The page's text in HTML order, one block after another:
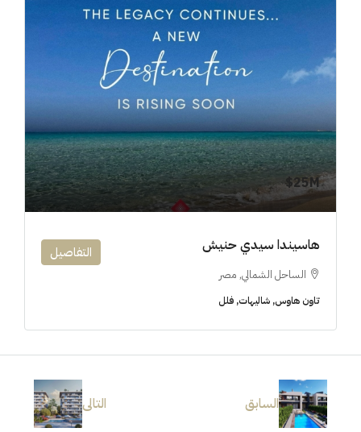
25M$
هاسيندا سيدي حنيش
الساحل الشمالي, مصر
تاون هاوس, شاليهات, فلل
التفاصيل
السابق التالى